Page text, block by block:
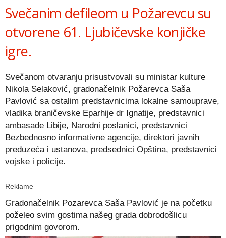
Svečanim defileom u Požarevcu su
otvorene 61. Ljubičevske konjičke
igre.
Svečanom otvaranju prisustvovali su ministar kulture
Nikola Selaković, gradonačelnik Požarevca Saša
Pavlović sa ostalim predstavnicima lokalne samouprave,
vladika braničevske Eparhije dr Ignatije, predstavnici
ambasade Libije, Narodni poslanici, predstavnici
Bezbednosno informativne agencije, direktori javnih
preduzeća i ustanova, predsednici Opština, predstavnici
vojske i policije.
Reklame
Gradonačelnik Pozarevca Saša Pavlović je na početku
poželeo svim gostima našeg grada dobrodošlicu
prigodnim govorom.